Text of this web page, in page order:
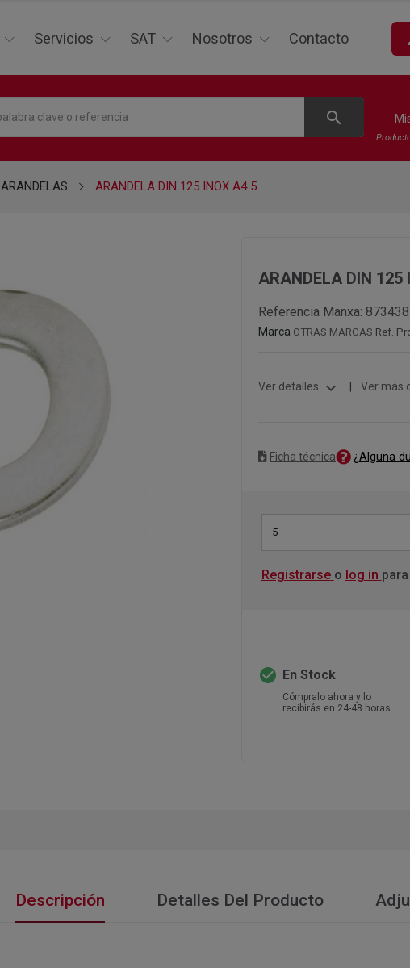
Servicios SAT Nosotros Contacto
search
ARANDELAS ARANDELA DIN 125 INOX A4 5
ARANDELA DIN 125
Referencia Manxa: 873438
Marca OTRAS MARCAS Ref.
Ver detalles expand_more Ver más
Ficha técnica ¿Alguna
5
Registrarse o log in
check_circle En Stock
Cómpralo ahora y lo
recibirás en 24-48 horas
Descripción Detalles Del Producto